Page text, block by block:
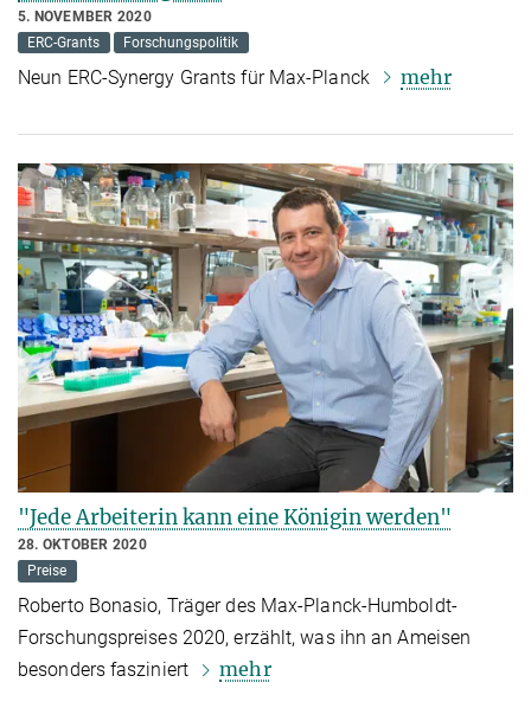
5. NOVEMBER 2020
ERC-Grants
Forschungspolitik
Neun ERC-Synergy Grants für Max-Planck mehr
"Jede Arbeiterin kann eine Königin werden"
28. OKTOBER 2020
Preise
Roberto Bonasio, Träger des Max-Planck-Humboldt-
Forschungspreises 2020, erzählt, was ihn an Ameisen
besonders fasziniert
mehr